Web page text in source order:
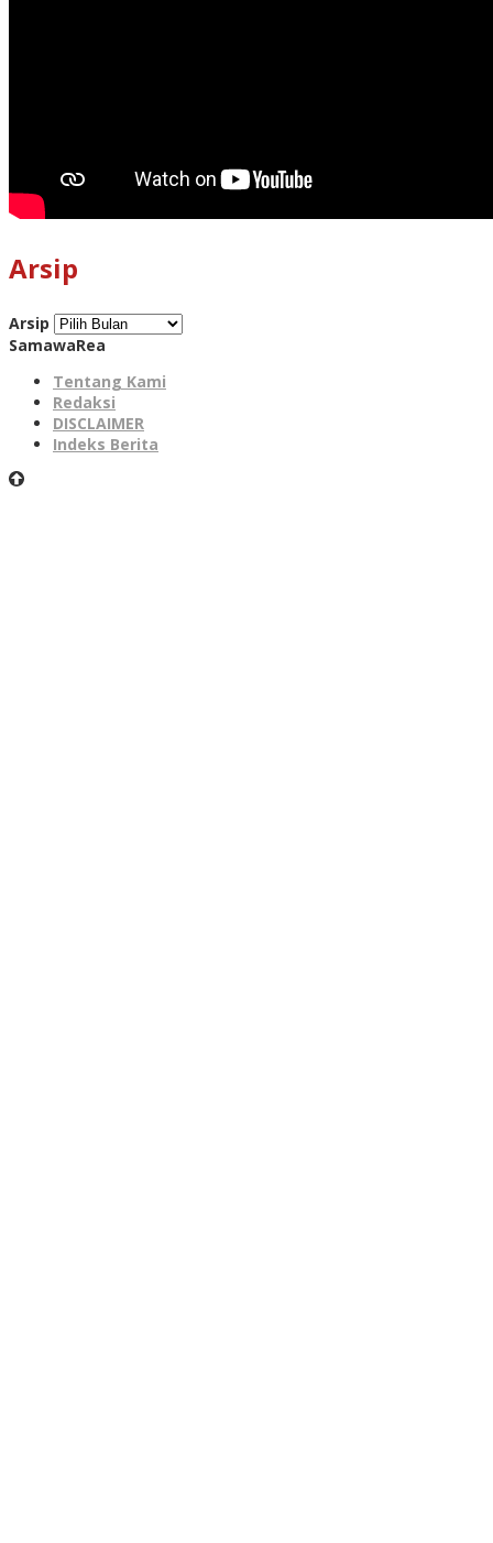
Arsip
Arsip
SamawaRea
Tentang Kami
Redaksi
DISCLAIMER
Indeks Berita